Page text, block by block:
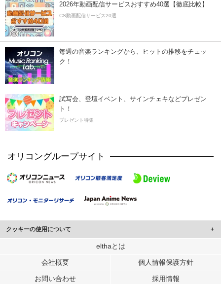
2026年動画配信サービスおすすめ40選【徹底比較】
CS動画配信サービス20選
毎週の音楽ランキングから、ヒットの推移をチェッ
ク！
試写会、登壇イベント、サインチェキなどプレゼン
ト！
プレゼント特集
オリコングループサイト
クッキーの使用について
このサイトでは Cookie を使用して、ユーザーに合わせたコンテンツや広告の
行っています。
メディアや広告配信、データ解析の各パートナーに提供しています。
elthaとは
会社概要 個人情報保護方針
お問い合わせ 採用情報